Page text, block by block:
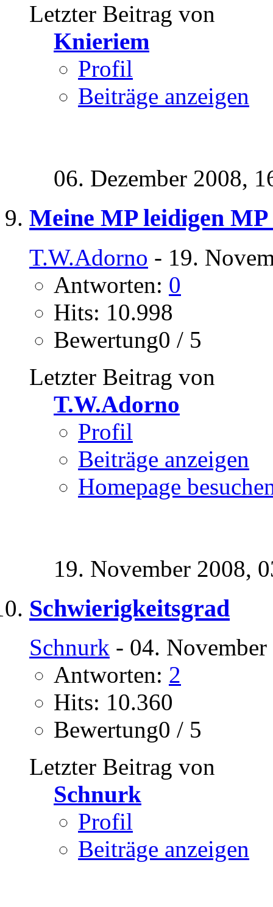
Letzter Beitrag von
Knieriem
Profil
Beiträge anzeigen
06. Dezember 2008,
Meine MP leidigen
T.W.Adorno - 19.
Antworten: 0
Hits: 10.998
Bewertung0 / 5
Letzter Beitrag von
T.W.Adorno
Profil
Beiträge anzeigen
Homepage
19. November 2008,
Schwierigkeitsgrad
Schnurk - 04.
Antworten: 2
Hits: 10.360
Bewertung0 / 5
Letzter Beitrag von
Schnurk
Profil
Beiträge anzeigen